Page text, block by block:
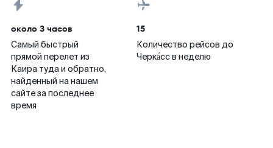
около 3 часов
Самый быстрый
прямой перелет из
Каира туда и обратно,
найденный на нашем
сайте за последнее
время
15
Количество рейсов до
Черка́сс в неделю